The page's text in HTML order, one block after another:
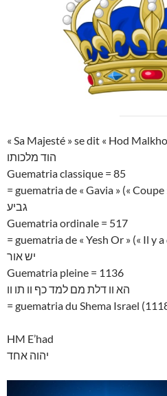
« Sa Majesté » se dit « Hod
הוד מלכותו
Guematria classique = 85
= guematria de « Gavia » (« Coupe
גביע
Guematria ordinale = 517
= guematria de « Yesh Or » (« Il y
יש אור
Guematria pleine = 1136
הא וו דלת מם למד כף וו תו וו
= guematria du Shema Israel
HM E’had
יהוה אחד